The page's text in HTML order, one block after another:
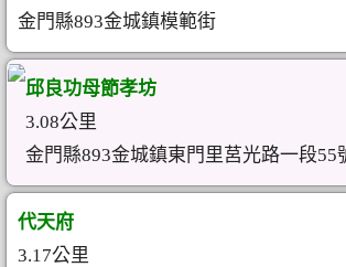
金門縣893金城鎮模範街
邱良功母節孝坊
3.08公里
金門縣893金城鎮東門里莒光路一段55
代天府
3.17公里